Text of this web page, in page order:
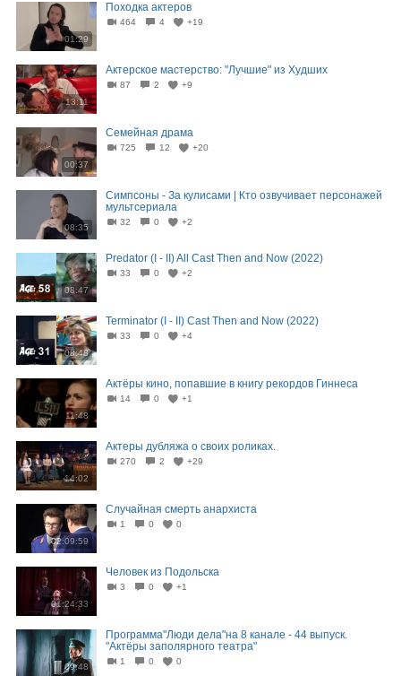
01:29
Походка актеров⁠⁠
464 4 +19
13:11
Актерское мастерство: "Лучшие" из Худших
87 2 +9
00:37
Семейная драма
725 12 +20
08:35
Симпсоны - За кулисами | Кто озвучивает персонажей
мультсериала
32 0 +2
08:47
Predator (I - II) All Cast Then and Now (2022)
33 0 +2
08:48
Terminator (I - II) Cast Then and Now (2022)
33 0 +4
11:48
Актёры кино, попавшие в книгу рекордов Гиннеса
14 0 +1
14:02
Актеры дубляжа о своих роликах.
270 2 +29
02:09:59
Случайная смерть анархиста
1 0 0
01:24:33
Человек из Подольска
3 0 +1
09:48
Программа"Люди дела"на 8 канале - 44 выпуск.
"Актёры заполярного театра"
1 0 0